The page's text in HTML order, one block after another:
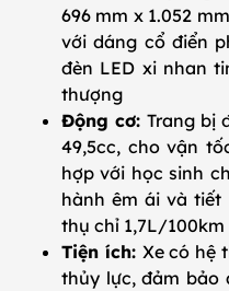
696 mm x 1.052
với dáng cổ điển
đèn LED xi nhan
thượng
Động cơ:Trang bị
49,5cc, cho vận
hợp với học sinh
hành êm ái và tiết
thụ chỉ 1,7L/100km
Tiện ích: Xe có hệ
thủy lực, đảm bảo